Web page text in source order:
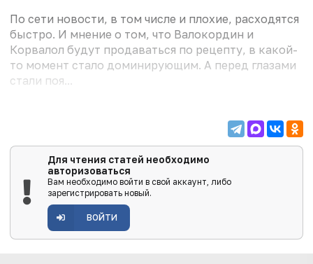
По сети новости, в том числе и плохие, расходятся
быстро. И мнение о том, что Валокордин и
Корвалол будут продаваться по рецепту, в какой-
то момент стало доминирующим. А перед глазами
стали поя...
Для чтения статей необходимо
авторизоваться
Вам необходимо войти в свой аккаунт, либо
зарегистрировать новый.
ВОЙТИ